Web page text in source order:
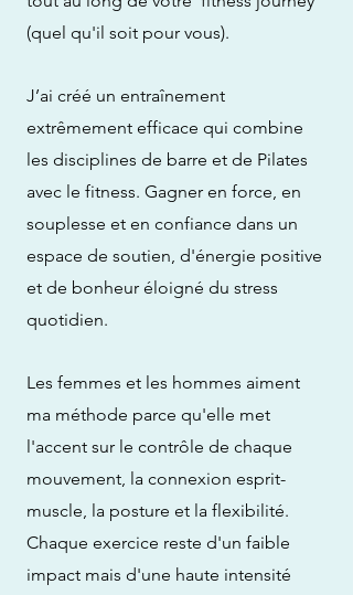
(quel qu'il soit pour vous).
J’ai créé un entraînement
extrêmement efficace qui combine
les disciplines de barre et de Pilates
avec le fitness. Gagner en force, en
souplesse et en confiance dans un
espace de soutien, d'énergie positive
et de bonheur éloigné du stress
quotidien.
Les femmes et les hommes aiment
ma méthode parce qu'elle met
l'accent sur le contrôle de chaque
mouvement, la connexion esprit-
muscle, la posture et la flexibilité.
Chaque exercice reste d'un faible
impact mais d'une haute intensité